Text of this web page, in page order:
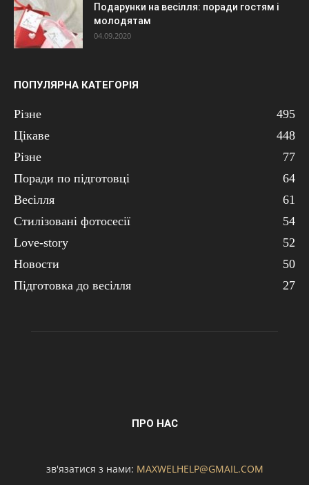
Подарунки на весілля: поради гостям і
молодятам
04.09.2020
ПОПУЛЯРНА КАТЕГОРІЯ
Різне
495
Цікаве
448
Різне
77
Поради по підготовці
64
Весілля
61
Стилізовані фотосесії
54
Love-story
52
Новости
50
Підготовка до весілля
27
ПРО НАС
зв'язатися з нами: MAXWELHELP@GMAIL.COM